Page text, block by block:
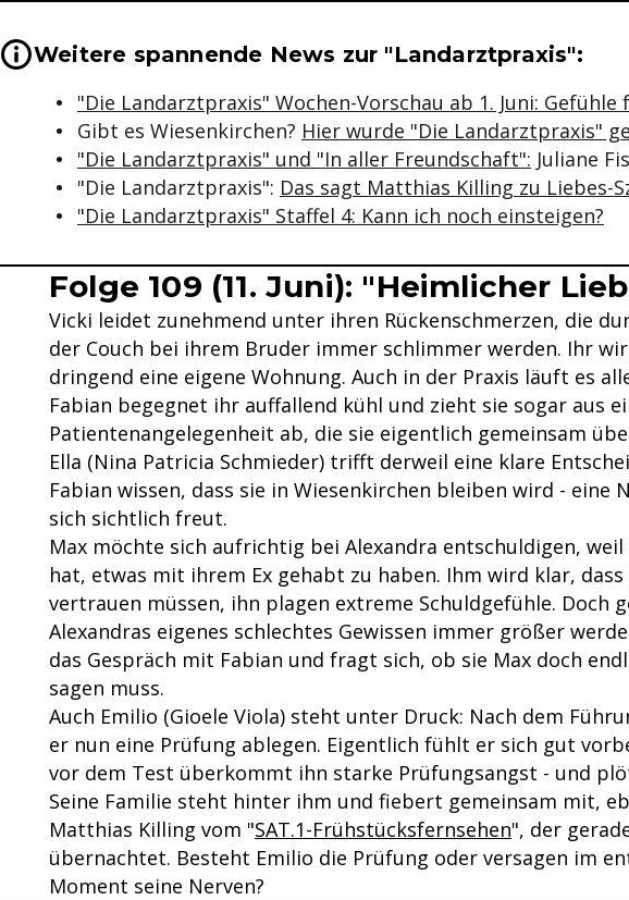
Wichtige Hinweise & Informationen zum Inhalt
Weitere spannende News zur "Landarztpraxis":
"Die Landarztpraxis" Wochen-Vorschau ab 1. Juni:
Gibt es Wiesenkirchen? Hier wurde "Die Landarztpraxis"
"Die Landarztpraxis" und "In aller Freundschaft": Juliane
"Die Landarztpraxis": Das sagt Matthias Killing zu Liebes-
"Die Landarztpraxis" Staffel 4: Kann ich noch einsteigen?
Folge 109 (11. Juni): "Heimlicher
Vicki leidet zunehmend unter ihren Rückenschmerzen, die
der Couch bei ihrem Bruder immer schlimmer werden. Ihr
dringend eine eigene Wohnung. Auch in der Praxis läuft es
Fabian begegnet ihr auffallend kühl und zieht sie sogar aus
Patientenangelegenheit ab, die sie eigentlich gemeinsam
Ella (Nina Patricia Schmieder) trifft derweil eine klare
Fabian wissen, dass sie in Wiesenkirchen bleiben wird - eine
sich sichtlich freut.
Max möchte sich aufrichtig bei Alexandra entschuldigen,
hat, etwas mit ihrem Ex gehabt zu haben. Ihm wird klar,
vertrauen müssen, ihn plagen extreme Schuldgefühle. Doch
Alexandras eigenes schlechtes Gewissen immer größer
das Gespräch mit Fabian und fragt sich, ob sie Max doch
sagen muss.
Auch Emilio (Gioele Viola) steht unter Druck: Nach dem
er nun eine Prüfung ablegen. Eigentlich fühlt er sich gut
vor dem Test überkommt ihn starke Prüfungsangst - und
Seine Familie steht hinter ihm und fiebert gemeinsam mit,
Matthias Killing vom "SAT.1-Frühstücksfernsehen", der
übernachtet. Besteht Emilio die Prüfung oder versagen im
Moment seine Nerven?